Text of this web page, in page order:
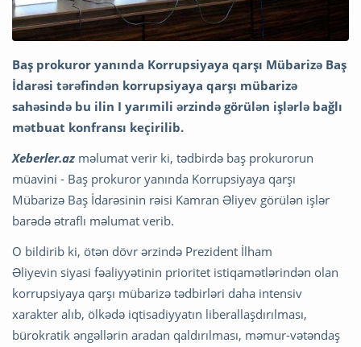
Baş prokuror yanında Korrupsiyaya qarşı Mübarizə Baş
İdarəsi tərəfindən korrupsiyaya qarşı mübarizə
sahəsində bu ilin I yarımili ərzində görülən işlərlə bağlı
mətbuat konfransı keçirilib.
Xeberler.az məlumat verir ki, tədbirdə baş prokurorun
müavini - Baş prokuror yanında Korrupsiyaya qarşı
Mübarizə Baş İdarəsinin rəisi Kamran Əliyev görülən işlər
barədə ətraflı məlumat verib.
O bildirib ki, ötən dövr ərzində Prezident İlham
Əliyevin siyasi fəaliyyətinin prioritet istiqamətlərindən olan
korrupsiyaya qarşı mübarizə tədbirləri daha intensiv
xarakter alıb, ölkədə iqtisadiyyatın liberallaşdırılması,
bürokratik əngəllərin aradan qaldırılması, məmur-vətəndaş